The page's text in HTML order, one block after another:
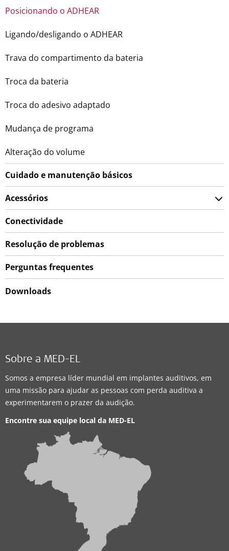
Posicionando o ADHEAR
Ligando/desligando o ADHEAR
Trava do compartimento da bateria
Troca da bateria
Troca do adesivo adaptado
Mudança de programa
Alteração do volume
Cuidado e manutenção básicos
Acessórios
Conectividade
Resolução de problemas
Perguntas frequentes
Downloads
Sobre a MED-EL
Somos a empresa líder mundial em implantes auditivos, em
uma missão para ajudar as pessoas com perda auditiva a
experimentarem o prazer da audição.
Encontre sua equipe local da MED-EL